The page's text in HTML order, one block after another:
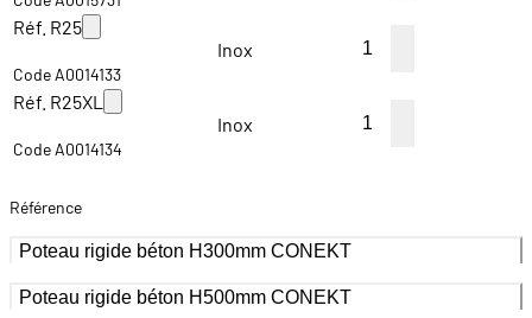
Réf. R25
Code A0014133
Inox
Réf. R25XL
Code A0014134
Inox
Référence
Poteau rigide béton H300mm CONEKT
Poteau rigide béton H500mm CONEKT